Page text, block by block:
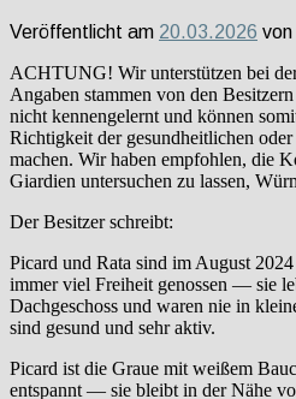
Veröffentlicht am 20.03.2026 von
ACHTUNG! Wir unterstützen bei
Angaben stammen von den
nicht kennengelernt und können
Richtigkeit der gesundheitlichen
machen. Wir haben empfohlen, die
Giardien untersuchen zu lassen,
Der Besitzer schreibt:
Picard und Rata sind im August
immer viel Freiheit genossen — sie
Dachgeschoss und waren nie in
sind gesund und sehr aktiv.
Picard ist die Graue mit weißem
entspannt — sie bleibt in der Nähe